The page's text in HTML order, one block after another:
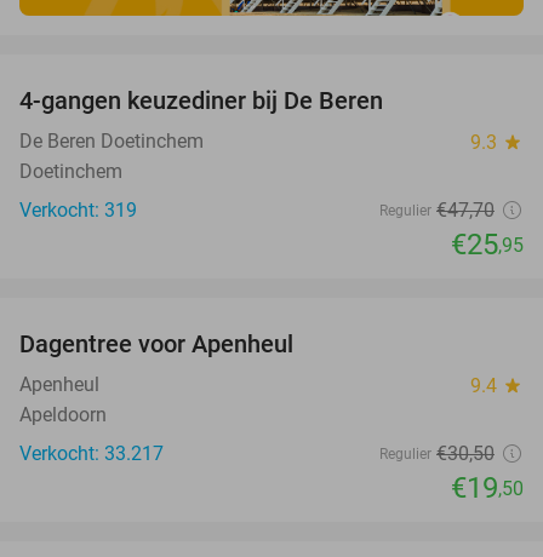
4-gangen keuzediner bij De Beren
De Beren Doetinchem 9.3 star
Doetinchem
Verkocht: 319
Regulier €47,70
€25,95
Dagentree voor Apenheul
Apenheul 9.4 star
Apeldoorn
Verkocht: 33.217
Regulier €30,50
€19,50